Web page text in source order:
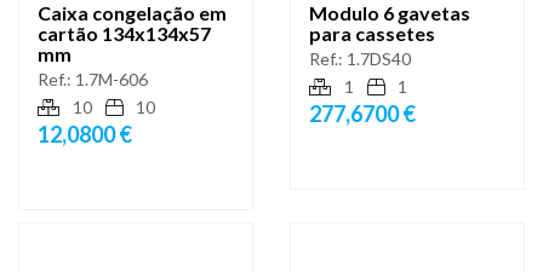
Caixa congelação em
cartão 134x134x57
mm
Ref.: 1.7M-606
10
10
12,0800 €
Modulo 6 gavetas
para cassetes
Ref.: 1.7DS40
1
1
277,6700 €